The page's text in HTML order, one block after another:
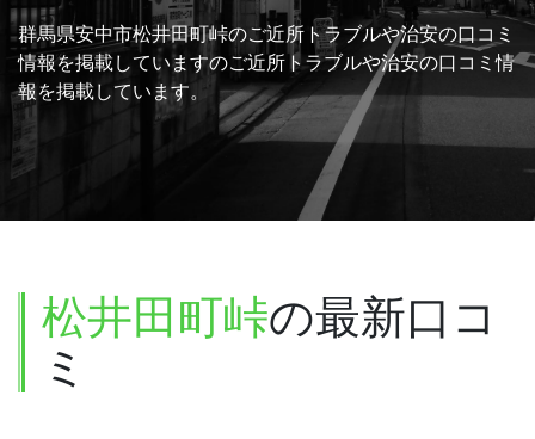
群馬県安中市松井田町峠のご近所トラブルや治安の口コミ
情報を掲載していますのご近所トラブルや治安の口コミ情
報を掲載しています。
松井田町峠の最新口コ
ミ